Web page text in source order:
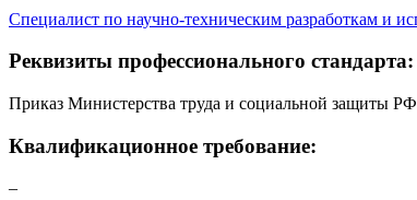
Специалист по научно-техническим разработкам и
Реквизиты профессионального стандарта:
Приказ Министерства труда и социальной защиты
Квалификационное требование:
–